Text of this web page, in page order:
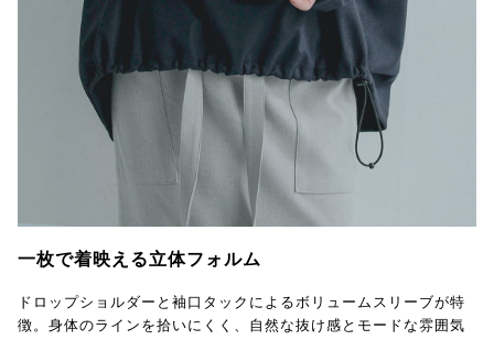
一枚で着映える立体フォルム
ドロップショルダーと袖口タックによるボリュームスリーブが特
徴。身体のラインを拾いにくく、自然な抜け感とモードな雰囲気